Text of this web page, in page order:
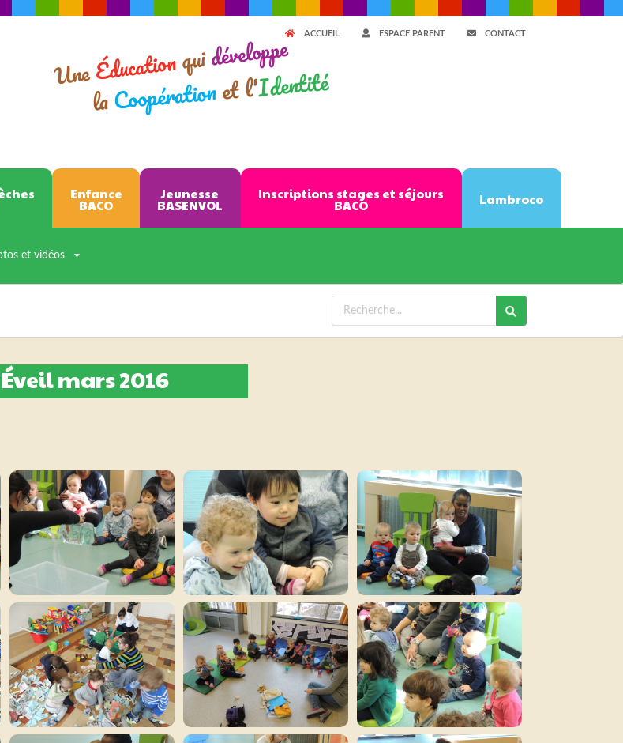
ACCUEIL ESPACE PARENT CONTACT
UneÉducationquidéveloppe
laCoopérationet l'Identité
Enfance
BACO
Jeunesse
BASENVOL
Inscriptions stages et séjours
BACO Lambroco
et vidéos
mars 2016